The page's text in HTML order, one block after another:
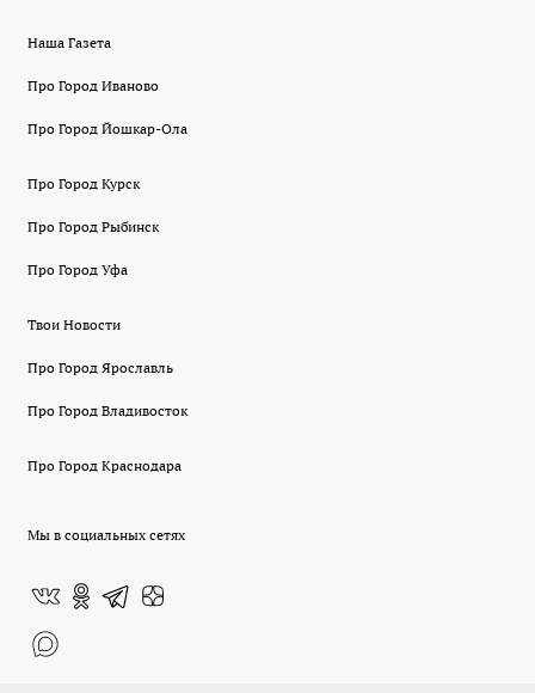
Наша Газета
Про Город Иваново
Про Город Йошкар-Ола
Про Город Курск
Про Город Рыбинск
Про Город Уфа
Твои Новости
Про Город Ярославль
Про Город Владивосток
Про Город Краснодара
Мы в социальных сетях